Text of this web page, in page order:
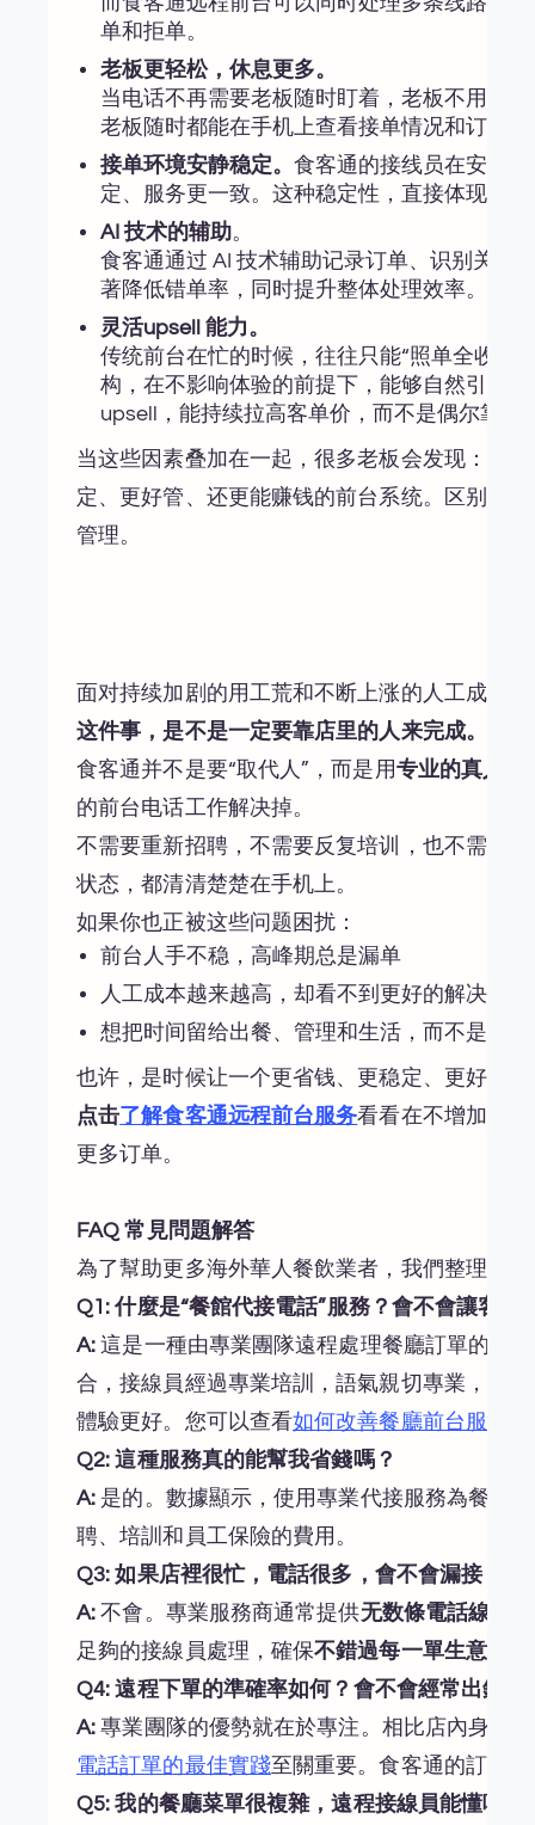
单和拒单。
老板更轻松，休息更多。
当电话不再需要老板随时盯着，老板不用每
老板随时都能在手机上查看接单情况和订单
接单环境安静稳定。 食客通的接线员在安静
定、服务更一致。这种稳定性，直接体现在
AI 技术的辅助。
食客通通过 AI 技术辅助记录订单、识别关键
著降低错单率，同时提升整体处理效率。对
灵活upsell 能力。
传统前台在忙的时候，往往只能“照单全收”
构，在不影响体验的前提下，能够自然引导
upsell，能持续拉高客单价，而不是偶尔靠运
当这些因素叠加在一起，很多老板会发现：食
定、更好管、还更能赚钱的前台系统。区别只
管理。
面对持续加剧的用工荒和不断上涨的人工成本
这件事，是不是一定要靠店里的人来完成。
食客通并不是要“取代人”，而是用专业的真人团
的前台电话工作解决掉。
不需要重新招聘，不需要反复培训，也不需要
状态，都清清楚楚在手机上。
如果你也正被这些问题困扰：
前台人手不稳，高峰期总是漏单
人工成本越来越高，却看不到更好的解决办法
想把时间留给出餐、管理和生活，而不是接电
也许，是时候让一个更省钱、更稳定、更好管
点击了解食客通远程前台服务看看在不增加人
更多订单。
FAQ 常見問題解答
為了幫助更多海外華人餐飲業者，我們整理了
Q1: 什麼是“餐館代接電話”服務？會不會讓客人
A: 這是一種由專業團隊遠程處理餐廳訂單的服
合，接線員經過專業培訓，語氣親切專業，客
體驗更好。您可以查看如何改善餐廳前台服務
Q2: 這種服務真的能幫我省錢嗎？
A: 是的。數據顯示，使用專業代接服務為餐館
聘、培訓和員工保險的費用。
Q3: 如果店裡很忙，電話很多，會不會漏接？
A: 不會。專業服務商通常提供无数條電話線路
足夠的接線員處理，確保不錯過每一單生意，徹
Q4: 遠程下單的準確率如何？會不會經常出錯？
A: 專業團隊的優勢就在於專注。相比店內身兼
電話訂單的最佳實踐至關重要。食客通的訂單處
Q5: 我的餐廳菜單很複雜，遠程接線員能懂嗎？